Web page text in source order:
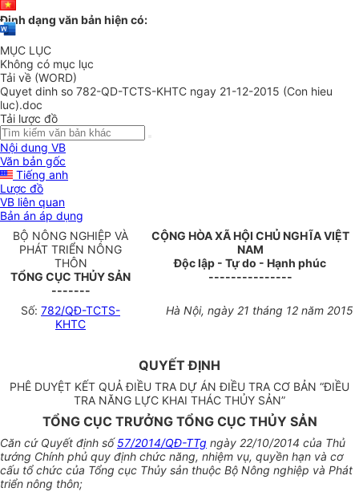
Định dạng văn bản hiện có:
MỤC LỤC
Không có mục lục
Tải về (WORD)
Quyet dinh so 782-QD-TCTS-KHTC ngay 21-12-2015 (Con hieu
luc).doc
Tải lược đồ
Nội dung VB
Văn bản gốc
Tiếng anh
Lược đồ
VB liên quan
Bản án áp dụng
BỘ NÔNG NGHIỆP VÀ
PHÁT TRIỂN NÔNG
THÔN
TỔNG CỤC THỦYSẢN
-------
CỘNG HÒA XÃ HỘI CHỦ NGHĨA VIỆT
NAM
Độc lập - Tự do - Hạnh phúc
---------------
Số: 782/QĐ-TCTS-
KHTC
Hà Nội, ngày 21 tháng 12 năm 2015
QUYẾT ĐỊNH
PHÊ DUYỆT KẾT QUẢ ĐIỀU TRA DỰ ÁN ĐIỀU TRA CƠ BẢN “ĐIỀU
TRA NĂNG LỰC KHAI THÁC THỦY SẢN”
TỔNG CỤC TRƯỞNG TỔNG CỤC THỦY SẢN
Căn cứ Quyết định số57/2014/QĐ-TTg ngày 22/10/2014 của Thủ
tướng Chính phủ quy định chức năng, nhiệm vụ, quyền hạn và cơ
cấu tổ chức của Tổng cục Thủy sản thuộc Bộ Nông nghiệp và Phát
triển nông thôn;